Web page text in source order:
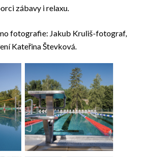
zábavy i relaxu.
fotografie: Jakub Kruliš-fotograf,
Kateřina Števková.